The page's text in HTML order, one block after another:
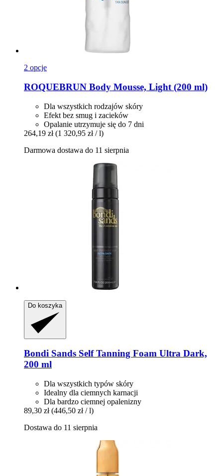
2 opcje
ROQUEBRUN Body Mousse, Light (200 ml)
Dla wszystkich rodzajów skóry
Efekt bez smug i zacieków
Opalanie utrzymuje się do 7 dni
264,19 zł (1 320,95 zł / l)
Darmowa dostawa do 11 sierpnia
Do koszyka
Bondi Sands Self Tanning Foam Ultra Dark,
200 ml
Dla wszystkich typów skóry
Idealny dla ciemnych karnacji
Dla bardzo ciemnej opalenizny
89,30 zł (446,50 zł / l)
Dostawa do 11 sierpnia